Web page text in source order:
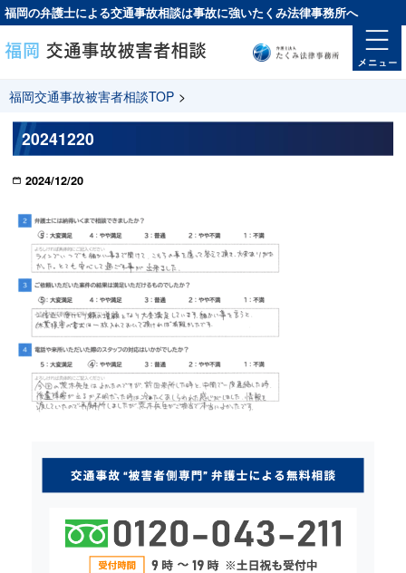
福岡の弁護士による交通事故相談は事故に強いたくみ法律事務所へ
福岡交通事故被害者相談TOP >
20241220
2024/12/20